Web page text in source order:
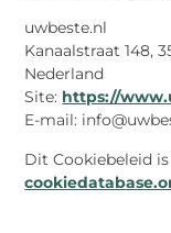
uwbeste.nl
Kanaalstraat 148,
Nederland
Site: https://
E-mail: info@
Dit Cookiebeleid